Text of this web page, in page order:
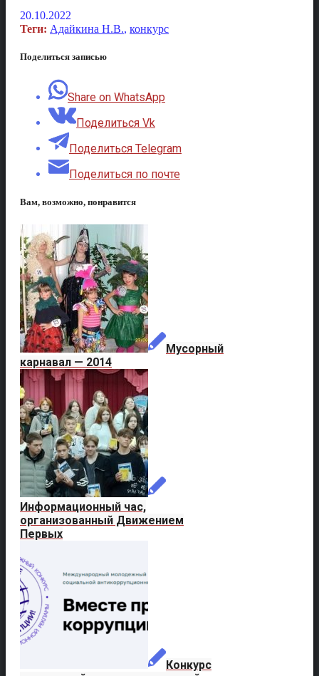
20.10.2022
Теги: Адайкина Н.В., конкурс
Поделиться записью
Share on WhatsApp
Поделиться Vk
Поделиться Telegram
Поделиться по почте
Вам, возможно, понравится
Мусорный
карнавал — 2014
Информационный час,
организованный Движением
Первых
Конкурс